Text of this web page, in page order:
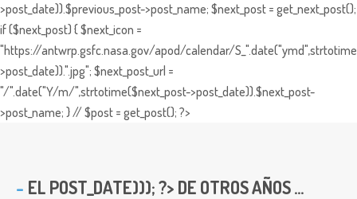
>post_date)).$previous_post->post_name; $next_post = get_next_post();
if ($next_post) { $next_icon =
"https://antwrp.gsfc.nasa.gov/apod/calendar/
>post_date)).".jpg"; $next_post_url =
"/".date("Y/m/",strtotime($next_post->post_date)).$next_post-
>post_name; } // $post = get_post(); ?>
EL POST_DATE))); ?> DE OTROS AÑOS ...